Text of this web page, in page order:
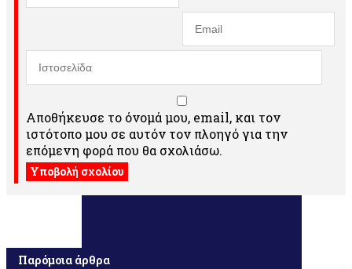
Αποθήκευσε το όνομά μου, email, και τον
ιστότοπο μου σε αυτόν τον πλοηγό για την
επόμενη φορά που θα σχολιάσω.
Παρόμοια άρθρα